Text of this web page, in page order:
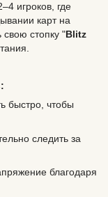
игроков, где
карт на
стопку "Blitz
быстро, чтобы
следить за
благодаря